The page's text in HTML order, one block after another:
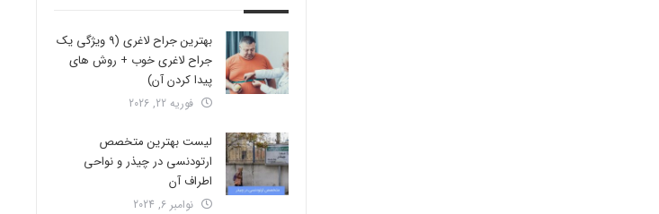
بهترین جراح لاغری (9 ویژگی یک
جراح لاغری خوب + روش های
پیدا کردن آن)
فوریه 22, 2026
لیست بهترین متخصص
ارتودنسی در چیذر و نواحی
اطراف آن
نوامبر 6, 2024